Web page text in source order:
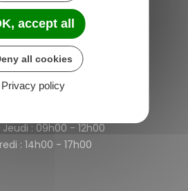
Michel-de-Plélan
des Terre Neuvas
Michel-de-Plélan
France
: 09h00 - 12h00
: 14h00 - 17h00
accept all
all cookies
Privacy policy